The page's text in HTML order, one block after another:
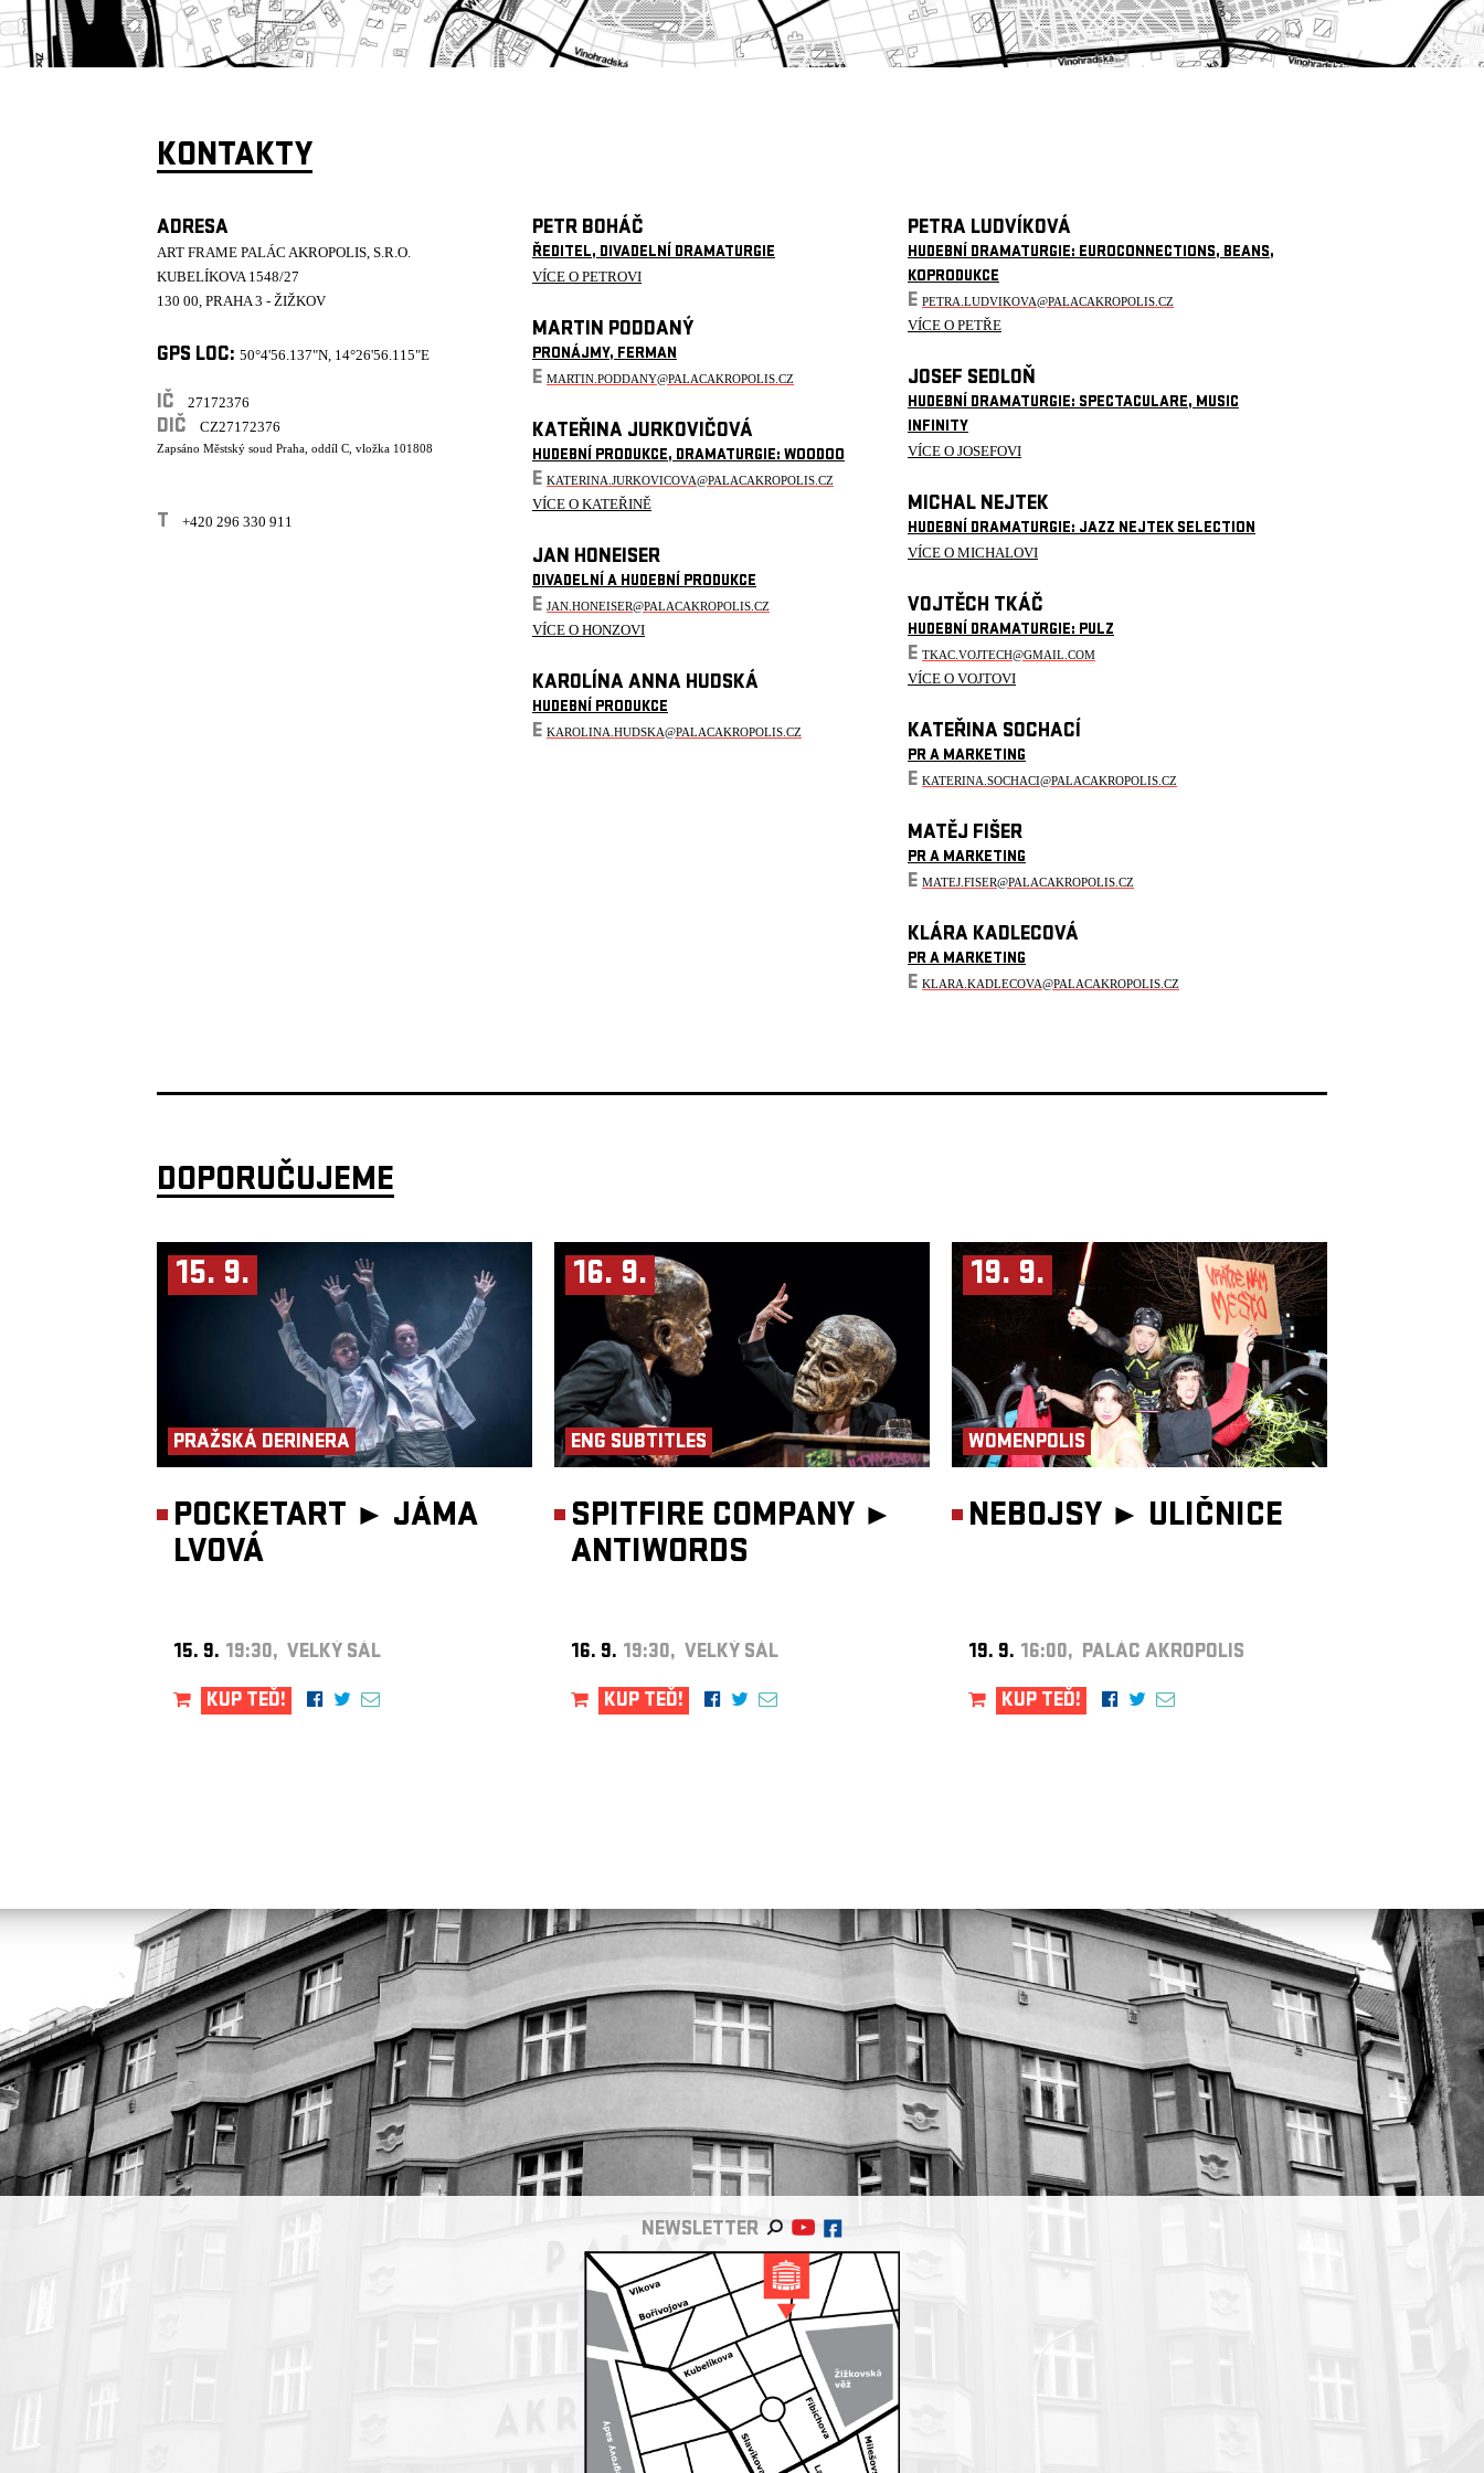
KONTAKTY
ADRESA
ART FRAME PALÁC AKROPOLIS, S.R.O.
KUBELÍKOVA 1548/27
130 00, PRAHA 3 - ŽIŽKOV
GPS LOC: 50°4'56.137"N, 14°26'56.115"E
IČ 27172376
DIČ CZ27172376
Zapsáno Městský soud Praha, oddíl C, vložka 101808
T +420 296 330 911
PETR BOHÁČ
ŘEDITEL, DIVADELNÍ DRAMATURGIE
VÍCE O PETROVI
MARTIN PODDANÝ
PRONÁJMY, FERMAN
E MARTIN.PODDANY@PALACAKROPOLIS.CZ
KATEŘINA JURKOVIČOVÁ
HUDEBNÍ PRODUKCE, DRAMATURGIE: WOODOO
E KATERINA.JURKOVICOVA@PALACAKROPOLIS.CZ
VÍCE O KATEŘINĚ
JAN HONEISER
DIVADELNÍ A HUDEBNÍ PRODUKCE
E JAN.HONEISER@PALACAKROPOLIS.CZ
VÍCE O HONZOVI
KAROLÍNA ANNA HUDSKÁ
HUDEBNÍ PRODUKCE
E KAROLINA.HUDSKA@PALACAKROPOLIS.CZ
PETRA LUDVÍKOVÁ
HUDEBNÍ DRAMATURGIE: EUROCONNECTIONS, BEANS,
KOPRODUKCE
E PETRA.LUDVIKOVA@PALACAKROPOLIS.CZ
VÍCE O PETŘE
JOSEF SEDLOŇ
HUDEBNÍ DRAMATURGIE: SPECTACULARE, MUSIC
INFINITY
VÍCE O JOSEFOVI
MICHAL NEJTEK
HUDEBNÍ DRAMATURGIE: JAZZ NEJTEK SELECTION
VÍCE O MICHALOVI
VOJTĚCH TKÁČ
HUDEBNÍ DRAMATURGIE: PULZ
E TKAC.VOJTECH@GMAIL.COM
VÍCE O VOJTOVI
KATEŘINA SOCHACÍ
PR A MARKETING
E KATERINA.SOCHACI@PALACAKROPOLIS.CZ
MATĚJ FIŠER
PR A MARKETING
E MATEJ.FISER@PALACAKROPOLIS.CZ
KLÁRA KADLECOVÁ
PR A MARKETING
E KLARA.KADLECOVA@PALACAKROPOLIS.CZ
DOPORUČUJEME
15. 9.
PRAŽSKÁ DERINERA
POCKETART ► JÁMA
LVOVÁ
15. 9. 19:30, VELKÝ SÁL
KUP TEĎ!
16. 9.
ENG SUBTITLES
SPITFIRE COMPANY ►
ANTIWORDS
16. 9. 19:30, VELKÝ SÁL
KUP TEĎ!
19. 9.
WOMENPOLIS
NEBOJSY ► ULIČNICE
19. 9. 16:00, PALÁC AKROPOLIS
KUP TEĎ!
NEWSLETTER